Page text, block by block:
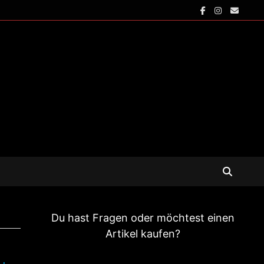
Du hast Fragen oder möchtest einen
Artikel kaufen?